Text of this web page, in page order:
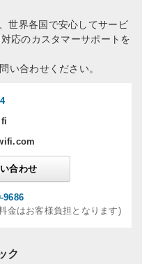
合わせ
9686
金はお客様負担となります)
世界各国で安心してサービ
応のカスタマーサポートを
い合わせください。
ク